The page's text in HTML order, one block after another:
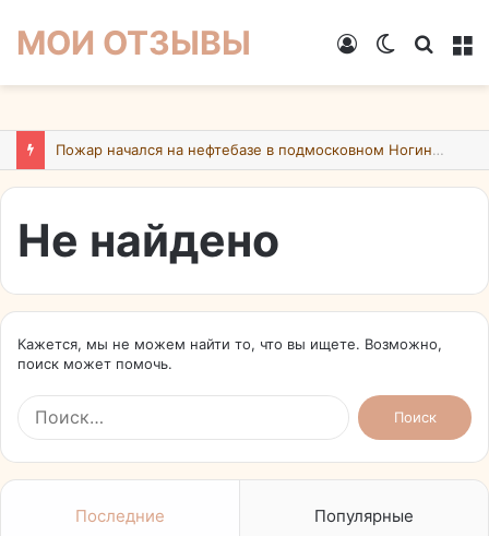
МОИ ОТЗЫВЫ
Switch
Войти
Пожар начался на нефтебазе в подмосковном Ногинске в результате атаки БПЛА ВСУ
Не найдено
Кажется, мы не можем найти то, что вы ищете. Возможно,
поиск может помочь.
Найти:
Последние Популярные